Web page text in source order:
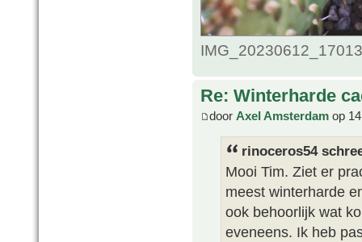
Re: Winterharde
door Axel Amsterdam op
rinoceros54
Mooi Tim. Ziet er
meest winterharde
ook behoorlijk wat
eveneens. Ik heb